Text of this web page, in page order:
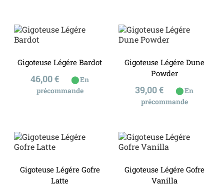
Gigoteuse Légére Bardot
Prix
46,00 € ⬤En
précommande
Gigoteuse Légére Dune
Powder
Prix
39,00 € ⬤En
précommande
Gigoteuse Légére Gofre
Latte
Gigoteuse Légére Gofre
Vanilla